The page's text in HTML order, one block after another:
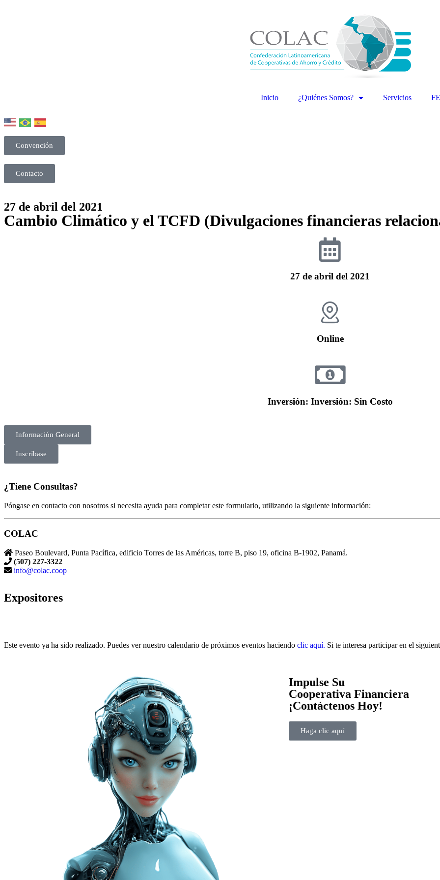
Inicio ¿Quiénes Somos? Servicios
Convención
Contacto
27 de abril del 2021
Cambio Climático y el TCFD (Divulgaciones financieras
27 de abril del 2021
Online
Inversión: Inversión: Sin Costo
Información General
Inscríbase
¿Tiene Consultas?
Póngase en contacto con nosotros si necesita ayuda para completar este formulario, utilizando la siguiente información:
COLAC
Paseo Boulevard, Punta Pacífica, edificio Torres de las Américas, torre B, piso 19, oficina B-1902, Panamá.
(507) 227-3322
info@colac.coop
Expositores
Este evento ya ha sido realizado. Puedes ver nuestro calendario de próximos eventos haciendo clic aquí. Si te interesa participar en el
Impulse Su
Cooperativa Financiera
¡Contáctenos Hoy!
Haga clic aquí